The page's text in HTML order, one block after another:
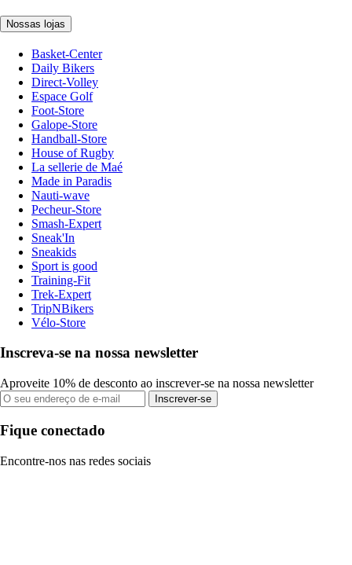
Nossas lojas
Basket-Center
Daily Bikers
Direct-Volley
Espace Golf
Foot-Store
Galope-Store
Handball-Store
House of Rugby
La sellerie de Maé
Made in Paradis
Nauti-wave
Pecheur-Store
Smash-Expert
Sneak'In
Sneakids
Sport is good
Training-Fit
Trek-Expert
TripNBikers
Vélo-Store
Inscreva-se na nossa newsletter
Aproveite 10% de desconto ao inscrever-se na nossa newsletter
Inscrever-se
Fique conectado
Encontre-nos nas redes sociais